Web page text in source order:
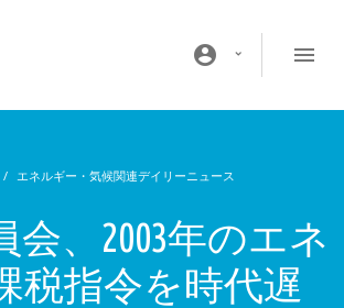
account_circle
エネルギー・気候関連デイリーニュース
会、2003年のエネ
税指令を時代遅